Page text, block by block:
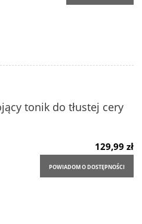
tonik do tłustej cery
129,99 zł
POWIADOM O DOSTĘPNOŚCI